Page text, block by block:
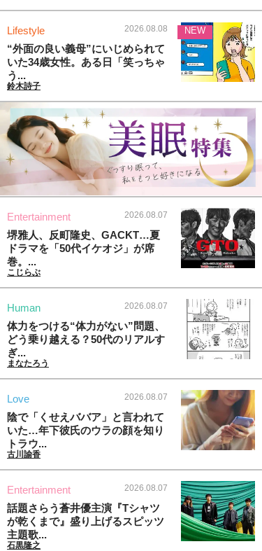
Lifestyle 2026.08.08
“外面の良い義母”にいじめられて
いた34歳女性。ある日「笑っちゃ
う...
鈴木詩子
NEW
Entertainment 2026.08.07
堺雅人、反町隆史、GACKT…夏
ドラマを「50代イケオジ」が席
巻。...
こじらぶ
Human 2026.08.07
体力をつける“体力がない”問題、
どう乗り越える？50代のリアルす
ぎ...
まなたろう
Love 2026.08.07
陰で「くせえババア」と言われて
いた…年下彼氏のウラの顔を知り
トラウ...
古川諭香
Entertainment 2026.08.07
話題さらう蒼井優主演『Tシャツ
が乾くまで』盛り上げるスピッツ
主題歌...
石黒隆之